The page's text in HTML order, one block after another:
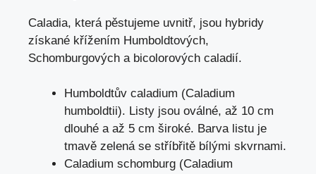
Caladia, která pěstujeme uvnitř, jsou hybridy
získané křížením Humboldtových,
Schomburgových a bicolorových caladií.
Humboldtův caladium (Caladium
humboldtii). Listy jsou oválné, až 10 cm
dlouhé a až 5 cm široké. Barva listu je
tmavě zelená se stříbřitě bílými skvrnami.
Caladium schomburg (Caladium